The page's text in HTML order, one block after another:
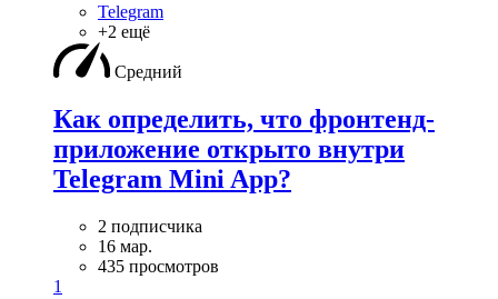
Telegram
+2 ещё
Средний
Как определить, что фронтенд-
приложение открыто внутри
Telegram Mini App?
2 подписчика
16 мар.
435 просмотров
1